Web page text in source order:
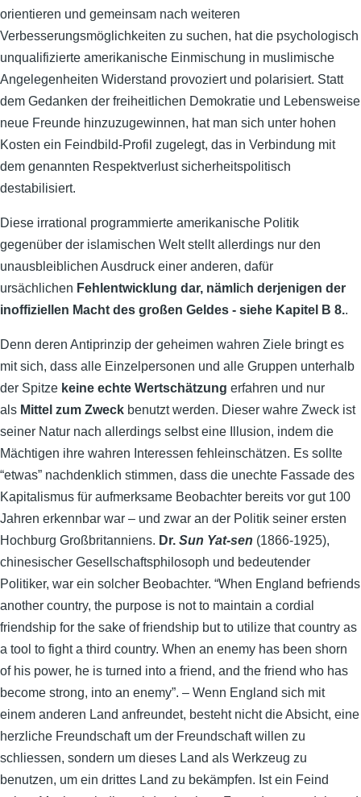
orientieren und gemeinsam nach weiteren
Verbesserungsmöglichkeiten zu suchen, hat die psychologisch
unqualifizierte amerikanische Einmischung in muslimische
Angelegenheiten Widerstand provoziert und polarisiert. Statt
dem Gedanken der freiheitlichen Demokratie und Lebensweise
neue Freunde hinzuzugewinnen, hat man sich unter hohen
Kosten ein Feindbild-Profil zugelegt, das in Verbindung mit
dem genannten Respektverlust sicherheitspolitisch
destabilisiert.
Diese irrational programmierte amerikanische Politik
gegenüber der islamischen Welt stellt allerdings nur den
unausbleiblichen Ausdruck einer anderen, dafür
ursächlichen Fehlentwicklung dar, nämlich derjenigen der
inoffiziellen Macht des großen Geldes - siehe Kapitel B 8..
Denn deren Antiprinzip der geheimen wahren Ziele bringt es
mit sich, dass alle Einzelpersonen und alle Gruppen unterhalb
der Spitze keine echte Wertschätzung erfahren und nur
als Mittel zum Zweck benutzt werden. Dieser wahre Zweck ist
seiner Natur nach allerdings selbst eine Illusion, indem die
Mächtigen ihre wahren Interessen fehleinschätzen. Es sollte
“etwas” nachdenklich stimmen, dass die unechte Fassade des
Kapitalismus für aufmerksame Beobachter bereits vor gut 100
Jahren erkennbar war – und zwar an der Politik seiner ersten
Hochburg Großbritanniens. Dr. Sun Yat-sen (1866-1925),
chinesischer Gesellschaftsphilosoph und bedeutender
Politiker, war ein solcher Beobachter. “When England befriends
another country, the purpose is not to maintain a cordial
friendship for the sake of friendship but to utilize that country as
a tool to fight a third country. When an enemy has been shorn
of his power, he is turned into a friend, and the friend who has
become strong, into an enemy”. – Wenn England sich mit
einem anderen Land anfreundet, besteht nicht die Absicht, eine
herzliche Freundschaft um der Freundschaft willen zu
schliessen, sondern um dieses Land als Werkzeug zu
benutzen, um ein drittes Land zu bekämpfen. Ist ein Feind